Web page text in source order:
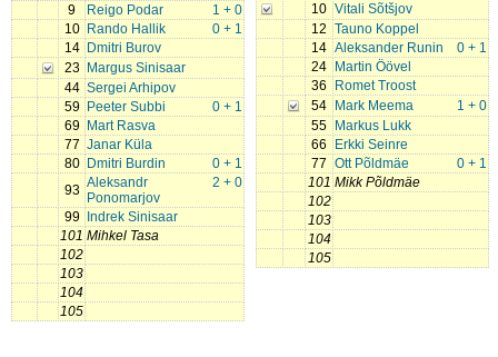
9
1 + 0
Reigo Podar
10
0 + 1
Rando Hallik
14
Dmitri Burov
23
Margus Sinisaar
44 Sergei Arhipov
59
0 + 1
Peeter Subbi
69
Mart Rasva
77 Janar Küla
80
0 + 1
Dmitri Burdin
93
2 + 0
Aleksandr
Ponomarjov
99
Indrek Sinisaar
101 Mihkel Tasa
102
103
104
105
10 Vitali Sõtšjov
12 Tauno Koppel
14
0 + 1
Aleksander Runin
24
Martin Öövel
36
Romet Troost
54
1 + 0
Mark Meema
55
Markus Lukk
66
Erkki Seinre
77
0 + 1
Ott Põldmäe
101 Mikk Põldmäe
102
103
104
105